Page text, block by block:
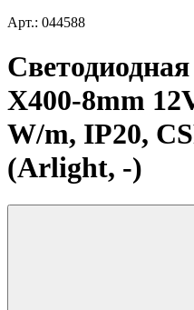
Арт.: 044588
X400-8mm
W/m, IP20,
(Arlight, -)